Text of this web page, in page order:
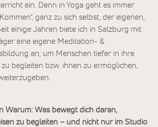
ein. Denn in Yoga geht es immer
ganz zu sich selbst, der eigenen,
einige Jahren biete ich in Salzburg mit
eine eigene Meditation- &
an, um Menschen tiefer in ihre
begleiten bzw. ihnen zu ermöglichen,
Warum: Was bewegt dich daran,
zu begleiten – und nicht nur im Studio